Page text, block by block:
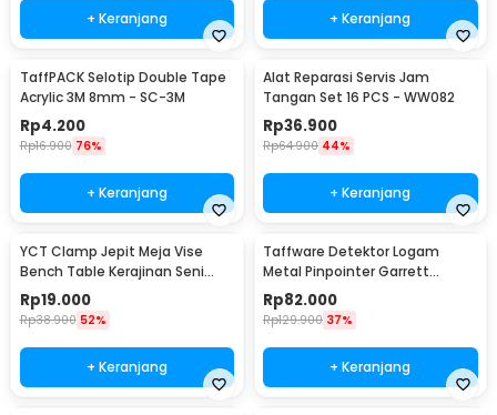
+ Keranjang + Keranjang
TaffPACK Selotip Double Tape
Acrylic 3M 8mm - SC-3M
Rp4.200
Rp16.900 76%
+ Keranjang
Alat Reparasi Servis Jam
Tangan Set 16 PCS - WW082
Rp36.900
Rp64.900 44%
+ Keranjang
YCT Clamp Jepit Meja Vise
Bench Table Kerajinan Seni
Perhiasan 25mm - QST
Rp19.000
Rp38.900 52%
+ Keranjang
Taffware Detektor Logam
Metal Pinpointer Garrett
Waterproof - 1166000
Rp82.000
Rp129.900 37%
+ Keranjang